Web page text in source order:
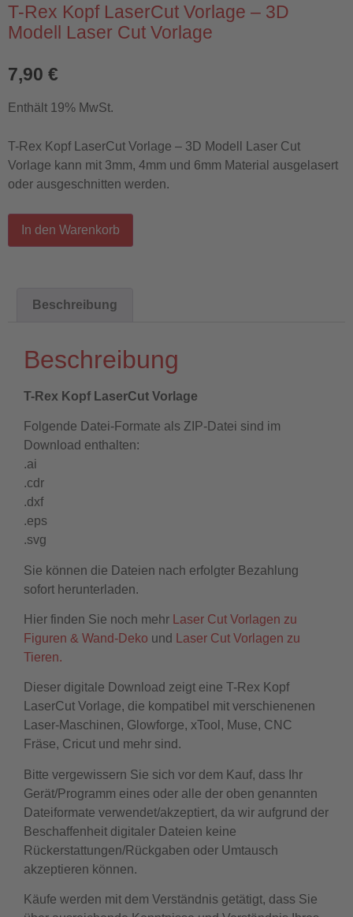
T-Rex Kopf LaserCut Vorlage – 3D
Modell Laser Cut Vorlage
7,90 €
Enthält 19% MwSt.
T-Rex Kopf LaserCut Vorlage – 3D Modell Laser Cut
Vorlage kann mit 3mm, 4mm und 6mm Material ausgelasert
oder ausgeschnitten werden.
In den Warenkorb
Beschreibung
Beschreibung
T-Rex Kopf LaserCut Vorlage
Folgende Datei-Formate als ZIP-Datei sind im
Download enthalten:
.ai
.cdr
.dxf
.eps
.svg
Sie können die Dateien nach erfolgter Bezahlung
sofort herunterladen.
Hier finden Sie noch mehr
Laser Cut Vorlagen zu
Figuren & Wand-Deko und
Laser Cut Vorlagen zu
Tieren.
Dieser digitale Download zeigt eine T-Rex Kopf
LaserCut Vorlage, die kompatibel mit verschienenen
Laser-Maschinen, Glowforge, xTool, Muse, CNC
Fräse, Cricut und mehr sind.
Bitte vergewissern Sie sich vor dem Kauf, dass Ihr
Gerät/Programm eines oder alle der oben genannten
Dateiformate verwendet/akzeptiert, da wir aufgrund der
Beschaffenheit digitaler Dateien keine
Rückerstattungen/Rückgaben oder Umtausch
akzeptieren können.
Käufe werden mit dem Verständnis getätigt, dass Sie